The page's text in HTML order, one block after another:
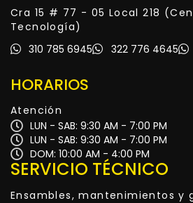
Cra 15 # 77 - 05 Local 218
Tecnología)
310 785 6945
322 776 4645
HORARIOS
Atención
LUN - SAB: 9:30 AM - 7:00 PM
LUN - SAB: 9:30 AM - 7:00 PM
DOM: 10:00 AM - 4:00 PM
SERVICIO TÉCNICO
Ensambles, mantenimientos y